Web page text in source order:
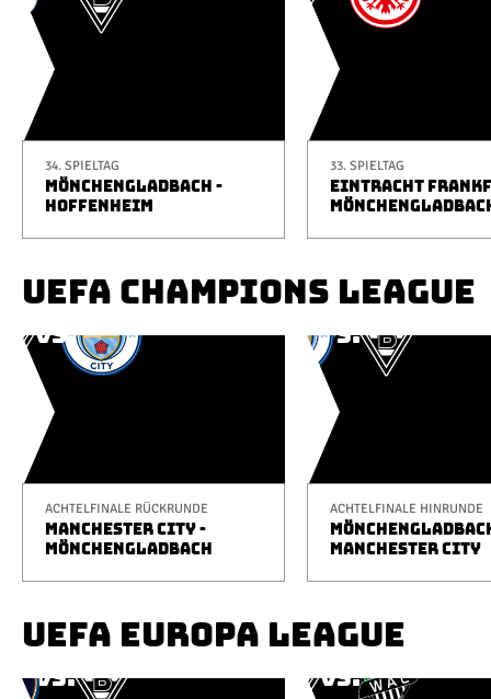
34. SPIELTAG
MÖNCHENGLADBACH -
HOFFENHEIM
33. SPIELTAG
EINTRACHT
UEFA CHAMPIONS LEAGUE
ACHTELFINALE RÜCKRUNDE
MANCHESTER CITY -
MÖNCHENGLADBACH
ACHTELFINALE HINRUNDE
MANCHESTER CITY
UEFA EUROPA LEAGUE